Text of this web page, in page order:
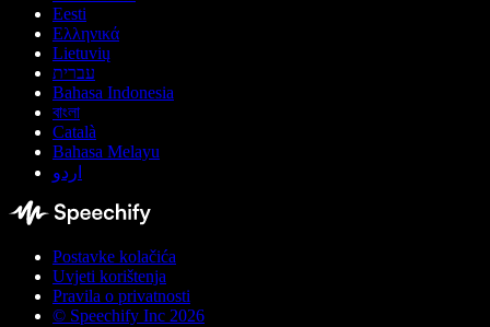
Eesti
Ελληνικά
Lietuvių
עברית
Bahasa Indonesia
বাংলা
Català
Bahasa Melayu
اردو
Postavke kolačića
Uvjeti korištenja
Pravila o privatnosti
© Speechify Inc 2026